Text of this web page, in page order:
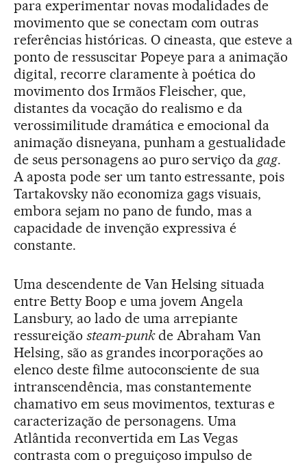
para experimentar novas modalidades de
movimento que se conectam com outras
referências históricas. O cineasta, que esteve a
ponto de ressuscitar Popeye para a animação
digital, recorre claramente à poética do
movimento dos Irmãos Fleischer, que,
distantes da vocação do realismo e da
verossimilitude dramática e emocional da
animação disneyana, punham a gestualidade
de seus personagens ao puro serviço dagag.
A aposta pode ser um tanto estressante, pois
Tartakovsky não economiza gags visuais,
embora sejam no pano de fundo, mas a
capacidade de invenção expressiva é
constante.
Uma descendente de Van Helsing situada
entre Betty Boop e uma jovem Angela
Lansbury, ao lado de uma arrepiante
ressureição steam-punkde Abraham Van
Helsing, são as grandes incorporações ao
elenco deste filme autoconsciente de sua
intranscendência, mas constantemente
chamativo em seus movimentos, texturas e
caracterização de personagens. Uma
Atlântida reconvertida em Las Vegas
contrasta com o preguiçoso impulso de